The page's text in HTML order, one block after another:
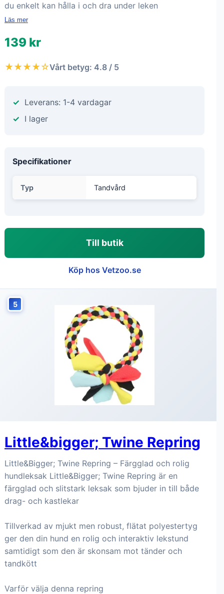
du enkelt kan hålla i och dra under leken
Läs mer
139 kr
★★★★☆Vårt betyg: 4.8 / 5
Leverans: 1-4 vardagar
I lager
Specifikationer
Typ Tandvård
Till butik
Köp hos Vetzoo.se
5
Little&bigger; Twine Repring
Little&Bigger; Twine Repring – Färgglad och rolig
hundleksak Little&Bigger; Twine Repring är en
färgglad och slitstark leksak som bjuder in till både
drag- och kastlekar
Tillverkad av mjukt men robust, flätat polyestertyg
ger den din hund en rolig och interaktiv lekstund
samtidigt som den är skonsam mot tänder och
tandkött
Varför välja denna repring